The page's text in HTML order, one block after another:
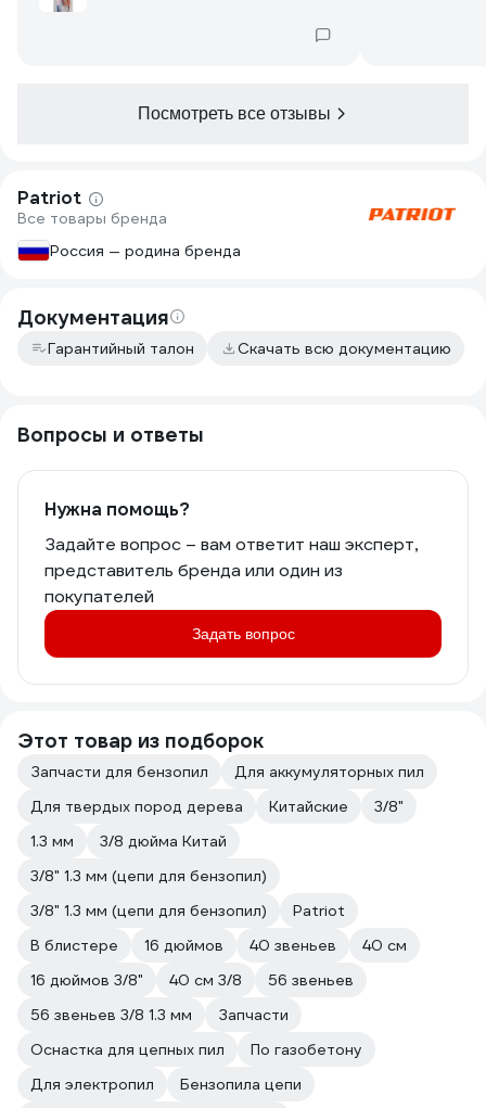
Посмотреть все отзывы
Patriot
Все товары бренда
Россия — родина бренда
Документация
Гарантийный талон Скачать всю документацию
Вопросы и ответы
Нужна помощь?
Задайте вопрос – вам ответит наш эксперт,
представитель бренда или один из
покупателей
Задать вопрос
Этот товар из подборок
Запчасти для бензопил
Для аккумуляторных пил
Для твердых пород дерева
Китайские
3/8"
1.3 мм
3/8 дюйма Китай
3/8" 1.3 мм (цепи для бензопил)
3/8" 1.3 мм (цепи для бензопил)
Patriot
В блистере
16 дюймов 40 звеньев
40 см
16 дюймов 3/8"
40 см 3/8
56 звеньев
56 звеньев 3/8 1.3 мм
Запчасти
Оснастка для цепных пил
По газобетону
Для электропил
Бензопила цепи